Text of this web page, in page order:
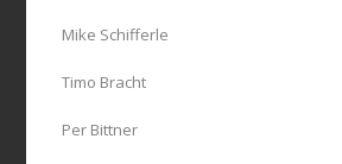
Mike Schifferle
Timo Bracht
Per Bittner